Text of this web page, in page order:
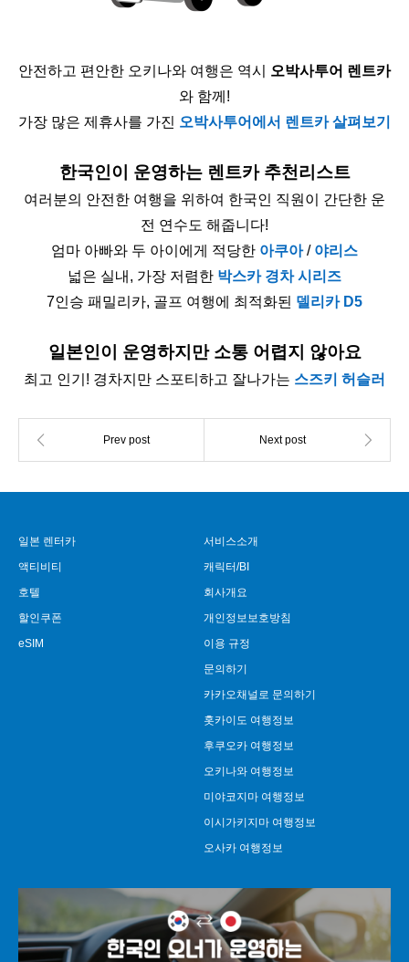
안전하고 편안한 오키나와 여행은 역시 오박사투어 렌트카
와 함께!
가장 많은 제휴사를 가진 오박사투어에서 렌트카 살펴보기
한국인이 운영하는 렌트카 추천리스트
여러분의 안전한 여행을 위하여 한국인 직원이 간단한 운
전 연수도 해줍니다!
엄마 아빠와 두 아이에게 적당한 아쿠아/ 야리스
넓은 실내, 가장 저렴한 박스카 경차 시리즈
7인승 패밀리카, 골프 여행에 최적화된 델리카 D5
일본인이 운영하지만 소통 어렵지 않아요
최고 인기! 경차지만 스포티하고 잘나가는 스즈키 허슬러
일본 렌터카
액티비티
호텔
할인쿠폰
eSIM
서비스소개
캐릭터/BI
회사개요
개인정보보호방침
이용 규정
문의하기
카카오채널로 문의하기
홋카이도 여행정보
후쿠오카 여행정보
오키나와 여행정보
미야코지마 여행정보
이시가키지마 여행정보
오사카 여행정보